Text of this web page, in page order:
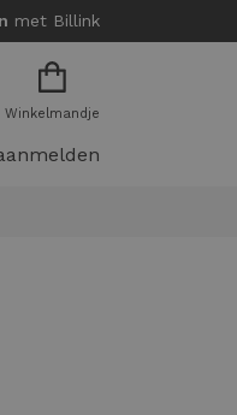
met Billink
Winkelmandje